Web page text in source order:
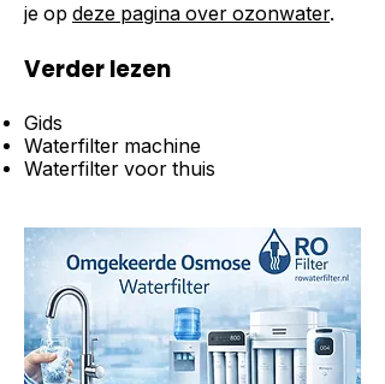
je op deze pagina over ozonwater.
Verder lezen
Gids
Waterfilter machine
Waterfilter voor thuis